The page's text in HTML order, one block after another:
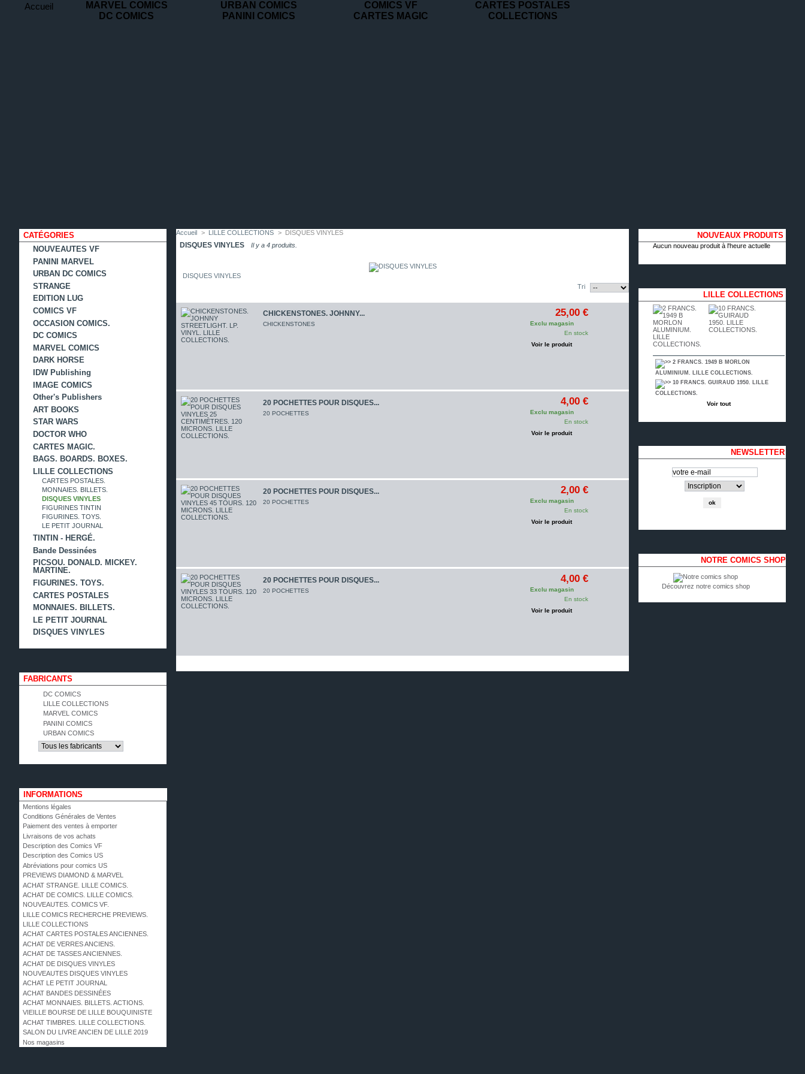
Accueil
MARVEL COMICS
DC COMICS
URBAN COMICS
PANINI COMICS
COMICS VF
CARTES MAGIC
CARTES POSTALES
COLLECTIONS
CATÉGORIES
NOUVEAUTES VF
PANINI MARVEL
URBAN DC COMICS
STRANGE
EDITION LUG
COMICS VF
OCCASION COMICS.
DC COMICS
MARVEL COMICS
DARK HORSE
IDW Publishing
IMAGE COMICS
Other's Publishers
ART BOOKS
STAR WARS
DOCTOR WHO
CARTES MAGIC.
BAGS. BOARDS. BOXES.
LILLE COLLECTIONS
CARTES POSTALES.
MONNAIES. BILLETS.
DISQUES VINYLES
FIGURINES TINTIN
FIGURINES. TOYS.
LE PETIT JOURNAL
TINTIN - HERGÉ.
Bande Dessinées
PICSOU. DONALD. MICKEY.
MARTINE.
FIGURINES. TOYS.
CARTES POSTALES
MONNAIES. BILLETS.
LE PETIT JOURNAL
DISQUES VINYLES
FABRICANTS
DC COMICS
LILLE COLLECTIONS
MARVEL COMICS
PANINI COMICS
URBAN COMICS
INFORMATIONS
Mentions légales
Conditions Générales de Ventes
Paiement des ventes à emporter
Livraisons de vos achats
Description des Comics VF
Description des Comics US
Abréviations pour comics US
PREVIEWS DIAMOND & MARVEL
ACHAT STRANGE. LILLE COMICS.
ACHAT DE COMICS. LILLE COMICS.
NOUVEAUTES. COMICS VF.
LILLE COMICS RECHERCHE PREVIEWS.
LILLE COLLECTIONS
ACHAT CARTES POSTALES ANCIENNES.
ACHAT DE VERRES ANCIENS.
ACHAT DE TASSES ANCIENNES.
ACHAT DE DISQUES VINYLES
NOUVEAUTES DISQUES VINYLES
ACHAT LE PETIT JOURNAL
ACHAT BANDES DESSINÉES
ACHAT MONNAIES. BILLETS. ACTIONS.
VIEILLE BOURSE DE LILLE BOUQUINISTE
ACHAT TIMBRES. LILLE COLLECTIONS.
SALON DU LIVRE ANCIEN DE LILLE 2019
Nos magasins
Accueil > LILLE COLLECTIONS > DISQUES VINYLES
DISQUES VINYLES Il y a 4 produits.
DISQUES VINYLES
Tri
CHICKENSTONES. JOHNNY...
CHICKENSTONES
25,00 €
Exclu magasin
En stock
Voir le produit
20 POCHETTES POUR DISQUES...
20 POCHETTES
4,00 €
Exclu magasin
En stock
Voir le produit
20 POCHETTES POUR DISQUES...
20 POCHETTES
2,00 €
Exclu magasin
En stock
Voir le produit
20 POCHETTES POUR DISQUES...
20 POCHETTES
4,00 €
Exclu magasin
En stock
Voir le produit
NOUVEAUX PRODUITS
Aucun nouveau produit à l'heure actuelle
LILLE COLLECTIONS
2 FRANCS. 1949 B MORLON
ALUMINIUM. LILLE COLLECTIONS.
10 FRANCS. GUIRAUD 1950. LILLE
COLLECTIONS.
Voir tout
NEWSLETTER
NOTRE COMICS SHOP
Découvrez notre comics shop